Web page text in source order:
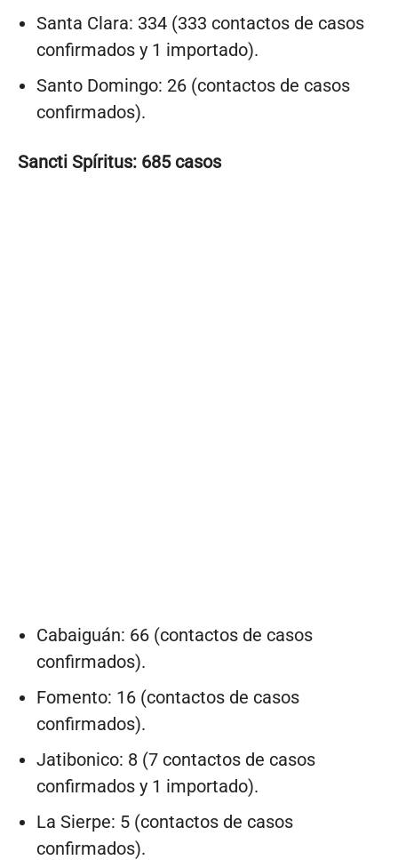
Santa Clara: 334 (333 contactos de casos
confirmados y 1 importado).
Santo Domingo: 26 (contactos de casos
confirmados).
Sancti Spíritus: 685 casos
Cabaiguán: 66 (contactos de casos
confirmados).
Fomento: 16 (contactos de casos
confirmados).
Jatibonico: 8 (7 contactos de casos
confirmados y 1 importado).
La Sierpe: 5 (contactos de casos
confirmados).